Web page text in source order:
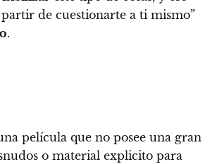
de cuestionarte a ti mismo”
.
película que no posee una gran
o material explicito para